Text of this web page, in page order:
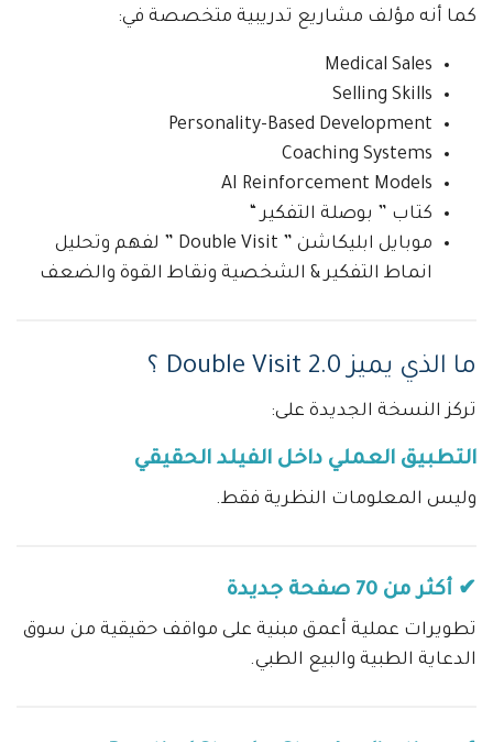
كما أنه مؤلف مشاريع تدريبية متخصصة في:
Medical Sales
Selling Skills
Personality-Based Development
Coaching Systems
AI Reinforcement Models
كتاب ” بوصلة التفكير “
موبايل ابليكاشن ” Double Visit ” لفهم وتحليل
انماط التفكير & الشخصية ونقاط القوة والضعف
ما الذي يميز Double Visit 2.0 ؟
تركز النسخة الجديدة على:
التطبيق العملي داخل الفيلد الحقيقي
وليس المعلومات النظرية فقط.
✔ أكثر من 70 صفحة جديدة
تطويرات عملية أعمق مبنية على مواقف حقيقية من سوق
الدعاية الطبية والبيع الطبي.